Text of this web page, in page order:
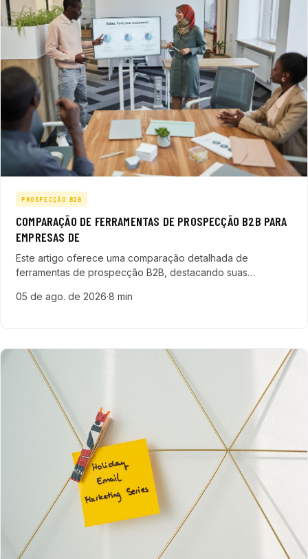
PROSPECÇÃO B2B
COMPARAÇÃO DE FERRAMENTAS DE PROSPECÇÃO B2B PARA
EMPRESAS DE
Este artigo oferece uma comparação detalhada de
ferramentas de prospecção B2B, destacando suas
empresas de tecnologia. Entenda como otimizar seu
05 de ago. de 2026·8 min